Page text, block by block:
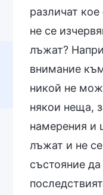
различат
не се
лъжат?
внимание
никой не
някои неща,
намерения и
лъжат и не
състояние